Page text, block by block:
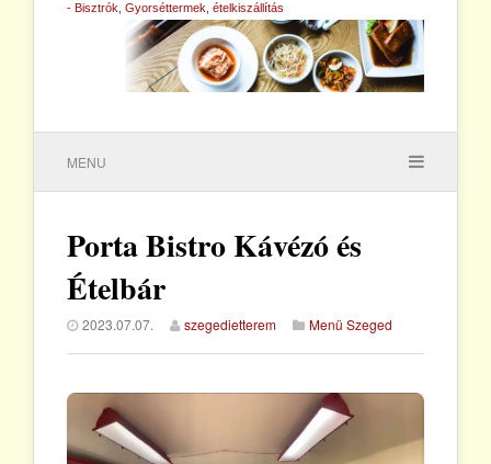
- Bisztrók, Gyorséttermek, ételkiszállítás
MENU
Porta Bistro Kávézó és
Ételbár
2023.07.07. szegedietterem Menü Szeged